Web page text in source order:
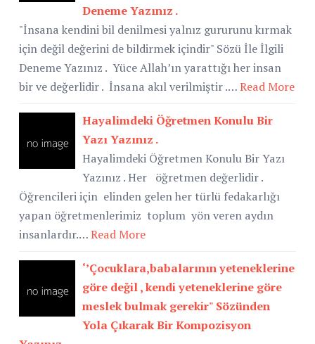
Deneme Yazınız .
"İnsana kendini bil denilmesi yalnız gururunu kırmak
için değil değerini de bildirmek içindir" Sözü İle İlgili
Deneme Yazınız . Yüce Allah’ın yarattığı her insan
bir ve değerlidir . İnsana akıl verilmiştir .…Read More
Hayalimdeki Öğretmen Konulu Bir
Yazı Yazınız .
Hayalimdeki Öğretmen Konulu Bir Yazı
Yazınız . Her öğretmen değerlidir .
Öğrencileri için elinden gelen her türlü fedakarlığı
yapan öğretmenlerimiz toplum yön veren aydın
insanlardır.…Read More
‘’Çocuklara,babalarının yeteneklerine
göre değil , kendi yeteneklerine göre
meslek bulmak gerekir" Sözünden
Yola Çıkarak Bir Kompozisyon